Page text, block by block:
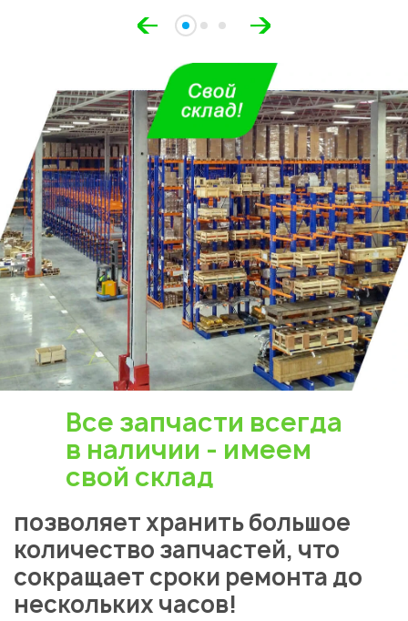
Все запчасти всегда
в наличии - имеем
свой склад
позволяет хранить большое
количество запчастей, что
сокращает сроки ремонта до
нескольких часов!